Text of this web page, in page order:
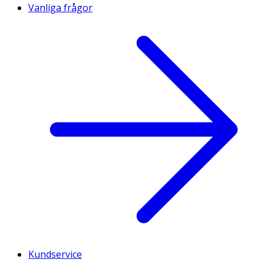
Vanliga frågor
Kundservice